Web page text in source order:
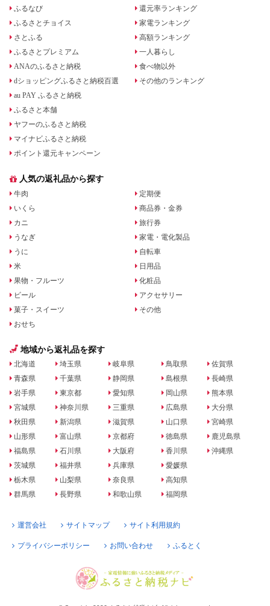
ふるなび
ふるさとチョイス
さとふる
ふるさとプレミアム
ANAのふるさと納税
dショッピングふるさと納税百選
au PAY ふるさと納税
ふるさと本舗
ヤフーのふるさと納税
マイナビふるさと納税
ポイント還元キャンペーン
還元率ランキング
家電ランキング
高額ランキング
一人暮らし
食べ物以外
その他のランキング
人気の返礼品から探す
牛肉
いくら
カニ
うなぎ
うに
米
果物・フルーツ
ビール
菓子・スイーツ
おせち
定期便
商品券・金券
旅行券
家電・電化製品
自転車
日用品
化粧品
アクセサリー
その他
地域から返礼品を探す
北海道
青森県
岩手県
宮城県
秋田県
山形県
福島県
茨城県
栃木県
群馬県
埼玉県
千葉県
東京都
神奈川県
新潟県
富山県
石川県
福井県
山梨県
長野県
岐阜県
静岡県
愛知県
三重県
滋賀県
京都府
大阪府
兵庫県
奈良県
和歌山県
鳥取県
島根県
岡山県
広島県
山口県
徳島県
香川県
愛媛県
高知県
福岡県
佐賀県
長崎県
熊本県
大分県
宮崎県
鹿児島県
沖縄県
運営会社 サイトマップ サイト利用規約
プライバシーポリシー お問い合わせ ふるとく